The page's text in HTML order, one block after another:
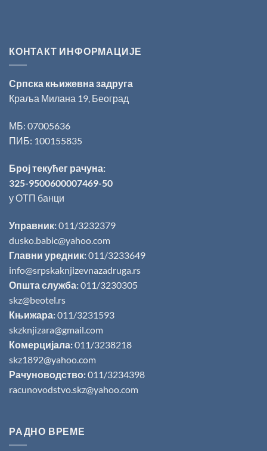
КОНТАКТ ИНФОРМАЦИЈЕ
Српска књижевна задруга
Краља Милана 19, Београд
МБ: 07005636
ПИБ: 100155835
Број текућег рачуна:
325-9500600007469-50
у ОТП банци
Управник:011/3232379
dusko.babic@yahoo.com
Главни уредник:011/3233649
info@srpskaknjizevnazadruga.rs
Општа служба:011/3230305
skz@beotel.rs
Књижара:011/3231593
skzknjizara@gmail.com
Комерцијала:011/3238218
skz1892@yahoo.com
Рачуноводство:011/3234398
racunovodstvo.skz@yahoo.com
РАДНО ВРЕМЕ